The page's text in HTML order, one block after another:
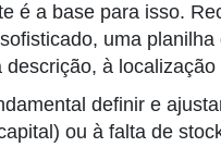
é a base para isso.
uma
à
definir e
ou à falta de